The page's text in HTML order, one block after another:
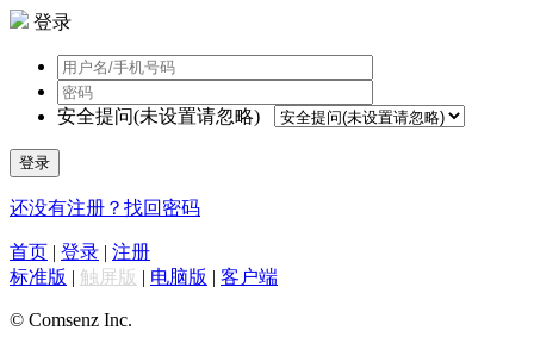
登录
安全提问(未设置请忽略)
登录
还没有注册？ 找回密码
首页 | 登录 | 注册
标准版 | 触屏版 | 电脑版 | 客户端
© Comsenz Inc.